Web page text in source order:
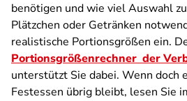
benötigen und wie viel Auswahl
Plätzchen oder Getränken
realistische Portionsgrößen ein.
Portionsgrößenrechner der
unterstützt Sie dabei. Wenn doch
Festessen übrig bleibt, lesen Sie